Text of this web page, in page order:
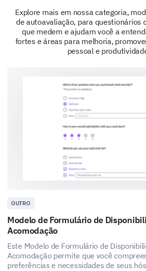
Explore mais em nossa categoria,
de autoavaliação, para questionários
que medem e ajudam você a
fortes e áreas para melhoria,
pessoal e
OUTRO
Modelo de Formulário de
Acomodação
Este Modelo de Formulário de
Acomodação permite que você
preferências e necessidades de seus